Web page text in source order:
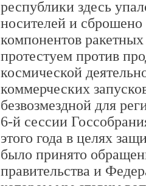
республики здесь
носителей и
компонентов
протестуем против
космической
коммерческих
безвозмездной для
6-й сессии
этого года в целях
было принято
правительства и